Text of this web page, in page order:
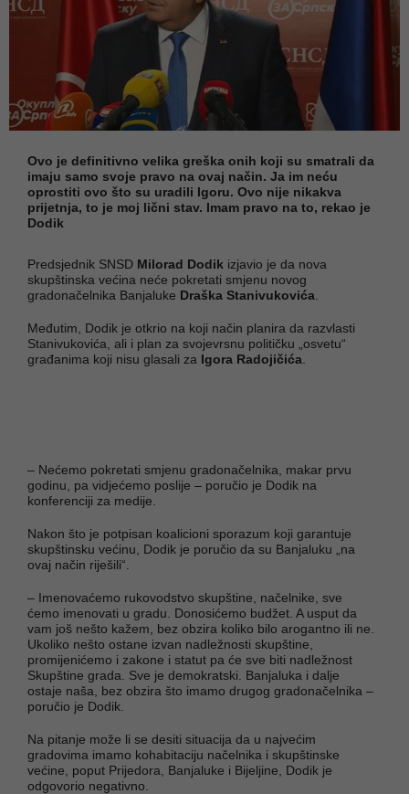
Ovo je definitivno velika greška onih koji su smatrali da
imaju samo svoje pravo na ovaj način. Ja im neću
oprostiti ovo što su uradili Igoru. Ovo nije nikakva
prijetnja, to je moj lični stav. Imam pravo na to, rekao je
Dodik
Predsjednik SNSD Milorad Dodik izjavio je da nova
skupštinska većina neće pokretati smjenu novog
gradonačelnika Banjaluke Draška Stanivukovića
Međutim, Dodik je otkrio na koji način planira da razvlasti
Stanivukovića, ali i plan za svojevrsnu političku „osvetu“
građanima koji nisu glasali za Igora Radojičića
– Nećemo pokretati smjenu gradonačelnika, makar prvu
godinu, pa vidjećemo poslije – poručio je Dodik na
konferenciji za medije.
Nakon što je potpisan koalicioni sporazum koji garantuje
skupštinsku većinu, Dodik je poručio da su Banjaluku „na
ovaj način riješili“.
– Imenovaćemo rukovodstvo skupštine, načelnike, sve
ćemo imenovati u gradu. Donosićemo budžet. A usput da
vam još nešto kažem, bez obzira koliko bilo arogantno ili ne.
Ukoliko nešto ostane izvan nadležnosti skupštine,
promijenićemo i zakone i statut pa će sve biti nadležnost
Skupštine grada. Sve je demokratski. Banjaluka i dalje
ostaje naša, bez obzira što imamo drugog gradonačelnika –
poručio je Dodik.
Na pitanje može li se desiti situacija da u najvećim
gradovima imamo kohabitaciju načelnika i skupštinske
većine, poput Prijedora, Banjaluke i Bijeljine, Dodik je
odgovorio negativno.